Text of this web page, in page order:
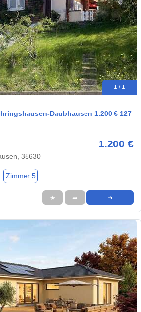
1 / 1
Daubhausen 1.200 € 127
1.200 €
35630
Zimmer 5
★ ➦ ➜